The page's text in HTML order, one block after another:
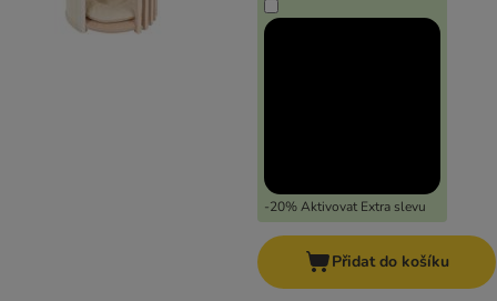
-20% Aktivovat Extra slevu
Přidat do košíku